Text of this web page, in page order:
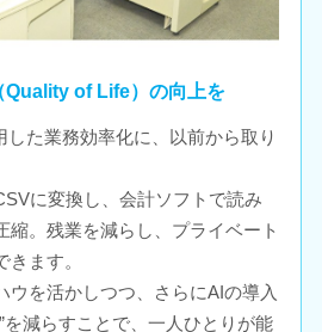
Quality of Life）の向上を
した業務効率化に、以前から取り
に変換し、会計ソフトで読み
縮。残業を減らし、プライベート
ます。
ウを活かしつつ、さらにAIの導入
を減らすことで、一人ひとりが能